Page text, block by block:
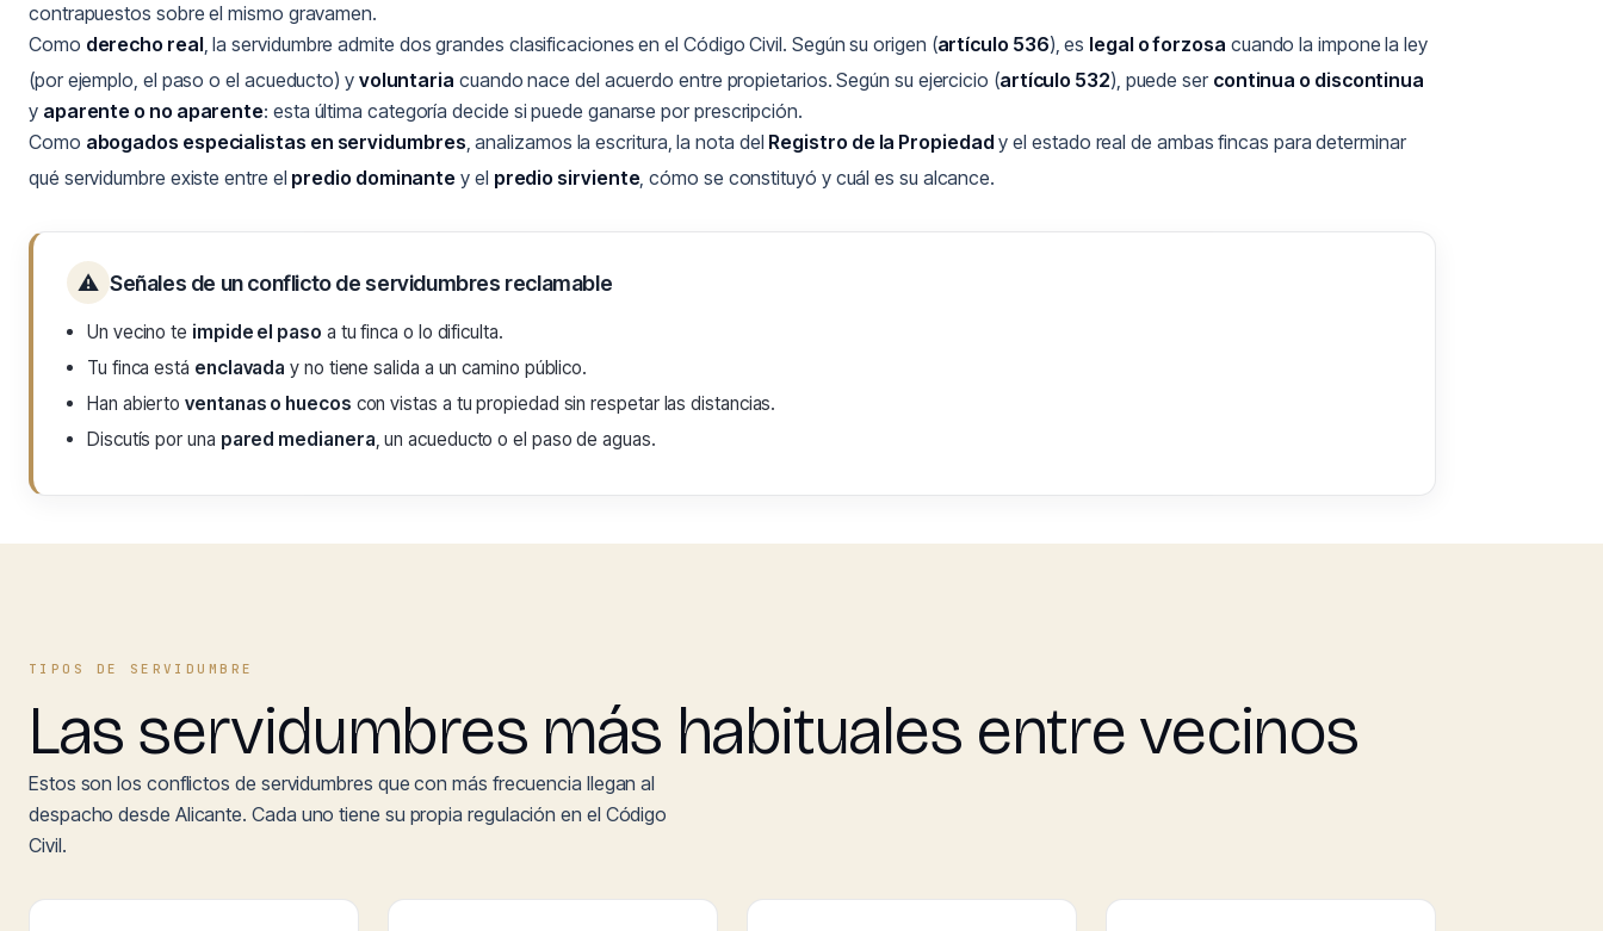
contrapuestos sobre el mismo gravamen.
Como derecho real, la servidumbre admite dos grandes clasificaciones en el Código Civil. Según su origen (artículo 536), es legal o forzosa cuando la impone la ley
(por ejemplo, el paso o el acueducto) y voluntaria cuando nace del acuerdo entre propietarios. Según su ejercicio (artículo 532), puede ser continua o discontinua
y aparente o no aparente: esta última categoría decide si puede ganarse por prescripción.
Como abogados especialistas en servidumbres, analizamos la escritura, la nota del Registro de la Propiedady el estado real de ambas fincas para determinar
qué servidumbre existe entre el predio dominante y el predio sirviente, cómo se constituyó y cuál es su alcance.
⚠ Señales de un conflicto de servidumbres reclamable
Un vecino te impide el paso a tu finca o lo dificulta.
Tu finca está enclavada y no tiene salida a un camino público.
Han abiertoventanas o huecos con vistas a tu propiedad sin respetar las distancias.
Discutís por una pared medianera, un acueducto o el paso de aguas.
TIPOS DE SERVIDUMBRE
Las servidumbres más habituales entre vecinos
Estos son los conflictos de servidumbres que con más frecuencia llegan al
despacho desde Alicante. Cada uno tiene su propia regulación en el Código
Civil.